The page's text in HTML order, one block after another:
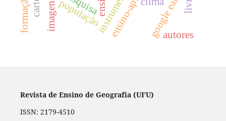
google earth
população
imagens
autores
Revista de Ensino de Geografia (UFU)
ISSN: 2179-4510